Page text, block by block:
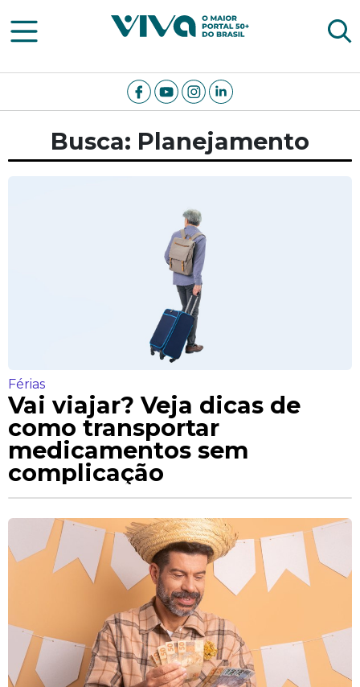
Viva Notícias
Busca: Planejamento
Férias
Vai viajar? Veja dicas de
como transportar
medicamentos sem
complicação